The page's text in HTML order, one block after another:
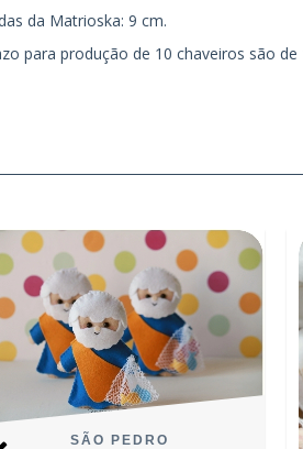
da Matrioska: 9 cm.
para produção de 10 chaveiros são
SÃO PEDRO